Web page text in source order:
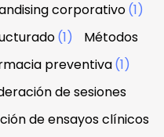
corporativo(1)
(1)
Métodos
preventiva(1)
de sesiones
de ensayos clínicos